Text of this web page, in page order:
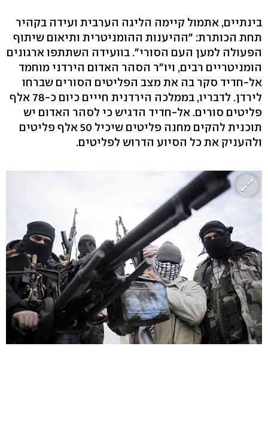
בינתיים, אתמול קיימה הליגה הערבית ועידה בקהיר
תחת הכותרת: "ההיענות ההומניטרית ותיאום שיתוף
הפעולה למען העם הסורי". בוועידה השתתפו ארגונים
הומניטריים רבים, ויו"ר הסהר האדום הירדני מוחמד
אל-חדיד סקר בה את מצב הפליטים הסורים שברחו
לירדן. לדבריו, בממלכה הירדנית חייים כיום כ-78 אלף
פליטים סורים. אל-חדיד הדגיש כי לסהר האדום יש
תוכנית להקים מחנה פליטים שיכיל 50 אלף פליטים
ולהעניק את כל הסיוע הדרוש לפליטים.